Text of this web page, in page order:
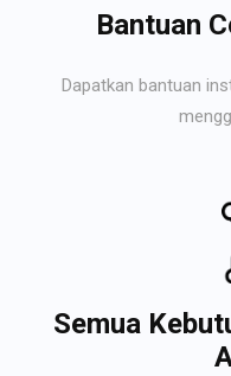
Bantuan
Dapatkan bantuan
Semua